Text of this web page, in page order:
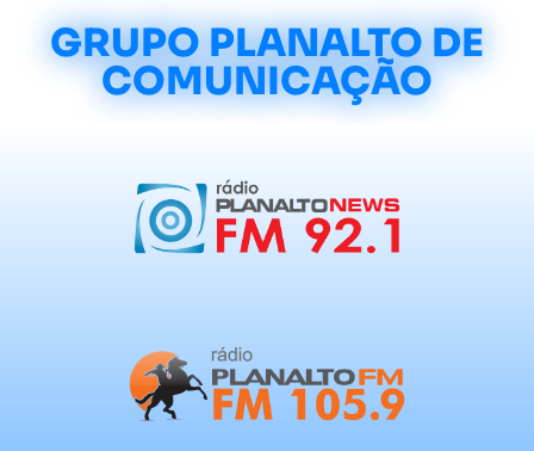
GRUPO PLANALTO DE
COMUNICAÇÃO